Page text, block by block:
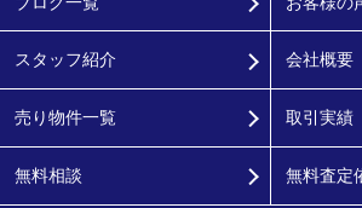
スタッフ紹介
売り物件一覧
無料相談
会社概要
取引実績
無料査定